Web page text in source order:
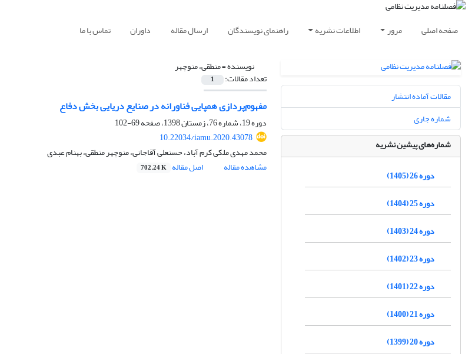
صفحه اصلی مرور اطلاعات نشریه راهنمای نویسندگان ارسال مقاله داوران تماس با ما
نویسنده =منطقی، منوچهر
تعداد مقالات: 1
مفهوم‌پردازی همپایی فناورانه در صنایع دریایی بخش دفاع
دوره 19، شماره 76، زمستان 1398، صفحه
69-102
10.22034/iamu.2020.43078
محمد مهدی ملکی کرم آباد، حسنعلی آقاجانی، منوچهر منطقی، بهنام عبدی
مشاهده مقاله
اصل مقاله 702.24 K
مقالات آماده انتشار
شماره جاری
شماره‌های پیشین نشریه
دوره 26 (1405)
دوره 25 (1404)
دوره 24 (1403)
دوره 23 (1402)
دوره 22 (1401)
دوره 21 (1400)
دوره 20 (1399)